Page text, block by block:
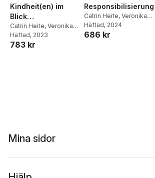
Kindheit(en) im
Blick
zeitgenössischer
Forschungen
Catrin Heite, Veronika
Magyar-Haas
Häftad, 2023
783 kr
Responsibilisierung
Catrin Heite, Veronika
Magyar-Haas
Schär
Häftad, 2024
686 kr
Mina sidor